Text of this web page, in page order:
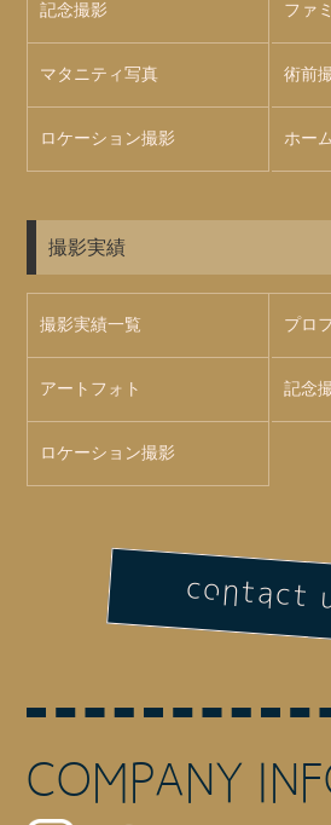
記念撮影 ファ
マタニティ写真 術前
ロケーション撮影 ホー
撮影実績
撮影実績一覧 プロ
アートフォト 記念
ロケーション撮影
contact
COMPANY